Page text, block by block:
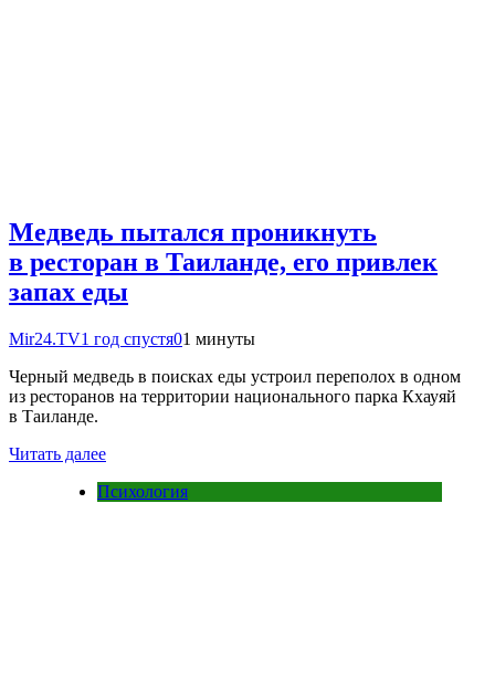
Медведь пытался проникнуть
в ресторан в Таиланде, его привлек
запах еды
Mir24.TV1 год спустя01 минуты
Черный медведь в поисках еды устроил переполох в одном
из ресторанов на территории национального парка Кхауяй
в Таиланде.
Читать далее
Психология